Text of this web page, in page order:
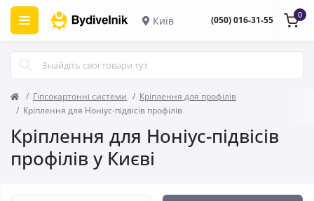
Київ (050) 016-31-55 0
Гіпсокартонні системи
Кріплення для профілів
Кріплення для Ноніус-підвісів профілів
Кріплення для Ноніус-підвісів
профілів у Києві